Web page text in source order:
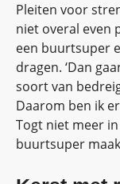
Pleiten voor
niet overal even
een buurtsuper
dragen. ‘Dan
soort van
Daarom ben ik
Togt niet meer
buurtsuper